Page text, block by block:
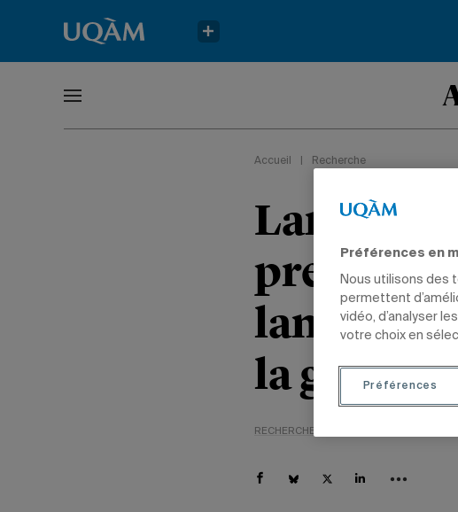
Accueil Recherche
premier
langue
la
RECHERCHE
Préférences en
Nous utilisons des
permettent
vidéo, d’analyser
votre choix en
Préférences